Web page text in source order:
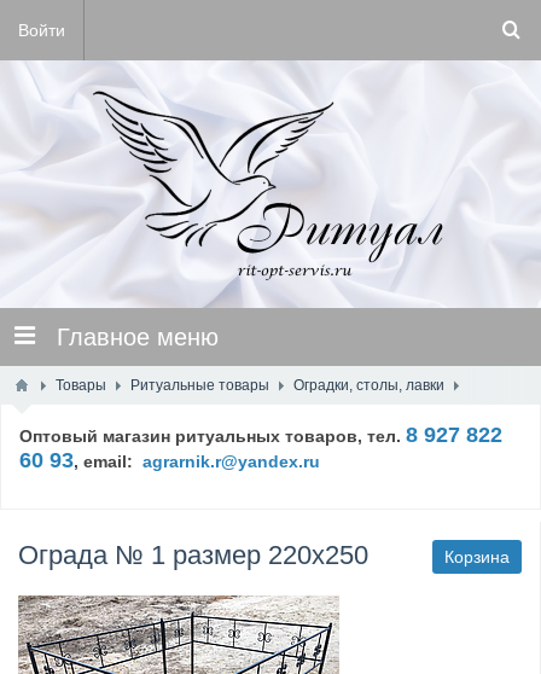
Войти
Главное меню
Товары Ритуальные товары Оградки, столы, лавки
Оптовый магазин ритуальных товаров, тел. 8 927 822
60 93, email: agrarnik.r@yandex.ru
Корзина
Ограда № 1 размер 220х250